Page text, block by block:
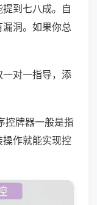
到七八成。自
洞。如果你总
对一指导，添
控牌器一般是指
作就能实现控